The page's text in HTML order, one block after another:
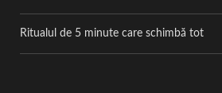
Ritualul de 5 minute care schimbă tot